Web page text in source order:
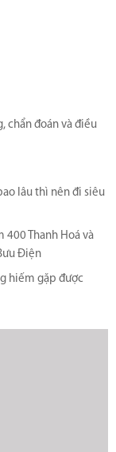
chẩn đoán và điều
lâu thì nên đi siêu
400 Thanh Hoá và
Điện
hiếm gặp được